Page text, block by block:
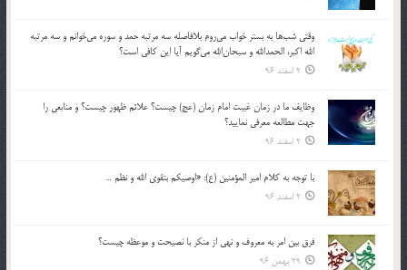
وقتي شب‌ها به بستر خواب مي‌روم بلافاصله سه مرتبه حمد و سوره مي‌خوانم و سه مرتبه
الله اكبر، الحمدالله و سبحان‌الله مي‌گويم آيا اين كافي است؟
2 اسفند 96
وظايف ما در زمان غيبت امام زمان (عج) چيست؟ علائم ظهور چيست؟ و منابعي را
جهت مطالعه معرفي نماييد؟
2 اسفند 96
با توجه به كلام امير المؤمنين (ع): «اوصيكم بتقوي الله و نظم …
2 اسفند 96
فرق بين امر به معروف و نهي از منكر با نصيحت و موعظه چيست؟
29 بهمن 96